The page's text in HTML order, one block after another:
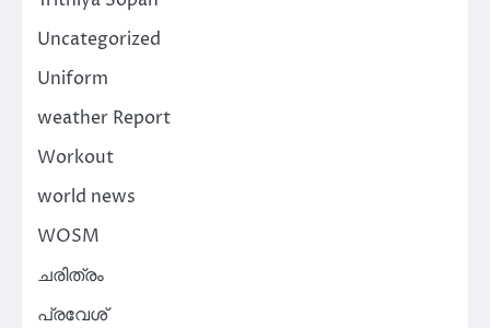
Uncategorized
Uniform
weather Report
Workout
world news
WOSM
ചരിത്രം
പ്രവേശ്